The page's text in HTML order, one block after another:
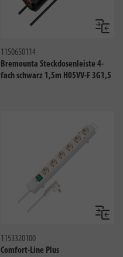
1150650114
Bremounta Steckdosenleiste 4-
fach schwarz 1,5m H05VV-F 3G1,5
1153320100
Comfort-Line Plus